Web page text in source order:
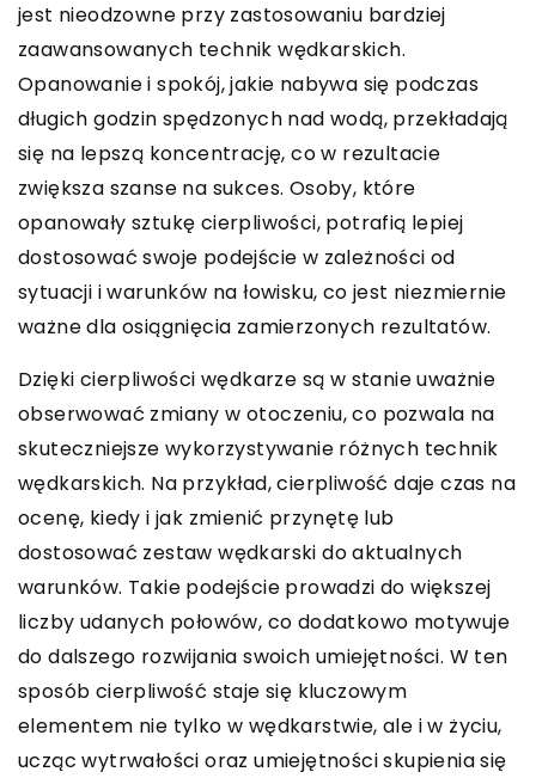
jest nieodzowne przy zastosowaniu bardziej
zaawansowanych technik wędkarskich.
Opanowanie i spokój, jakie nabywa się podczas
długich godzin spędzonych nad wodą, przekładają
się na lepszą koncentrację, co w rezultacie
zwiększa szanse na sukces. Osoby, które
opanowały sztukę cierpliwości, potrafią lepiej
dostosować swoje podejście w zależności od
sytuacji i warunków na łowisku, co jest niezmiernie
ważne dla osiągnięcia zamierzonych rezultatów.
Dzięki cierpliwości wędkarze są w stanie uważnie
obserwować zmiany w otoczeniu, co pozwala na
skuteczniejsze wykorzystywanie różnych technik
wędkarskich. Na przykład, cierpliwość daje czas na
ocenę, kiedy i jak zmienić przynętę lub
dostosować zestaw wędkarski do aktualnych
warunków. Takie podejście prowadzi do większej
liczby udanych połowów, co dodatkowo motywuje
do dalszego rozwijania swoich umiejętności. W ten
sposób cierpliwość staje się kluczowym
elementem nie tylko w wędkarstwie, ale i w życiu,
ucząc wytrwałości oraz umiejętności skupienia się